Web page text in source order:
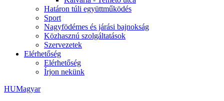
Határon túli együttműködés
Sport
Nagyfödémes és járási bajnokság
Közhasznú szolgáltatások
Szervezetek
Elérhetőség
Elérhetőség
Írjon nekünk
HUMagyar